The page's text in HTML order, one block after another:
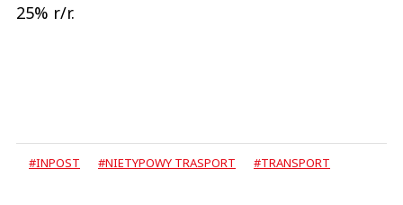
25% r/r.
#INPOST #NIETYPOWY TRASPORT #TRANSPORT